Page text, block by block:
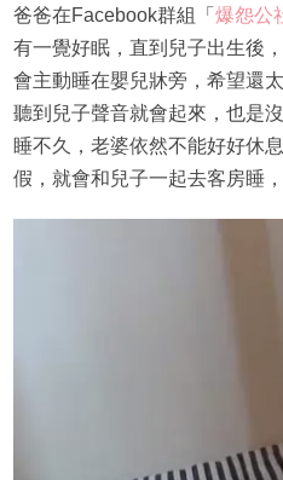
爸爸在Facebook群組「 爆怨公
有一覺好眠，直到兒子出生後
會主動睡在嬰兒牀旁，希望還
聽到兒子聲音就會起來，也是
睡不久，老婆依然不能好好休
假，就會和兒子一起去客房睡